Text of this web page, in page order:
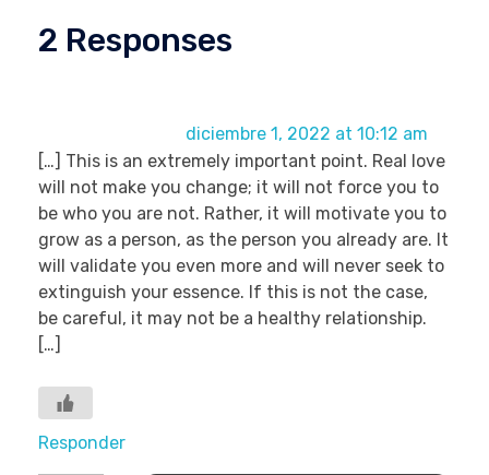
2 Responses
diciembre 1, 2022 at 10:12 am
[…] This is an extremely important point. Real love
will not make you change; it will not force you to
be who you are not. Rather, it will motivate you to
grow as a person, as the person you already are. It
will validate you even more and will never seek to
extinguish your essence. If this is not the case,
be careful, it may not be a healthy relationship.
[…]
Responder